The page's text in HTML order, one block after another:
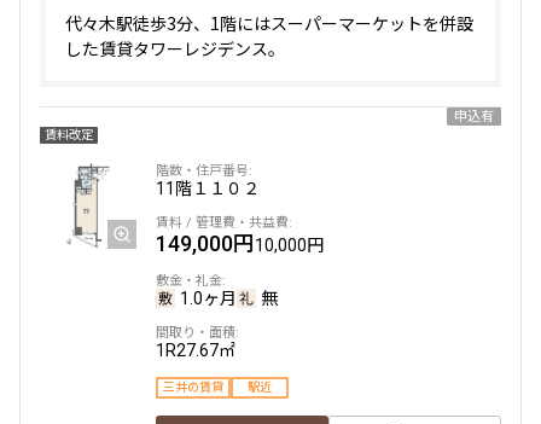
代々木駅徒歩3分、1階にはスーパーマーケットを併設
した賃貸タワーレジデンス。
賃料改定
申込有
11階１１０２
149,000円10,000円
1.0ヶ月 無
1R27.67㎡
三井の賃貸 駅近